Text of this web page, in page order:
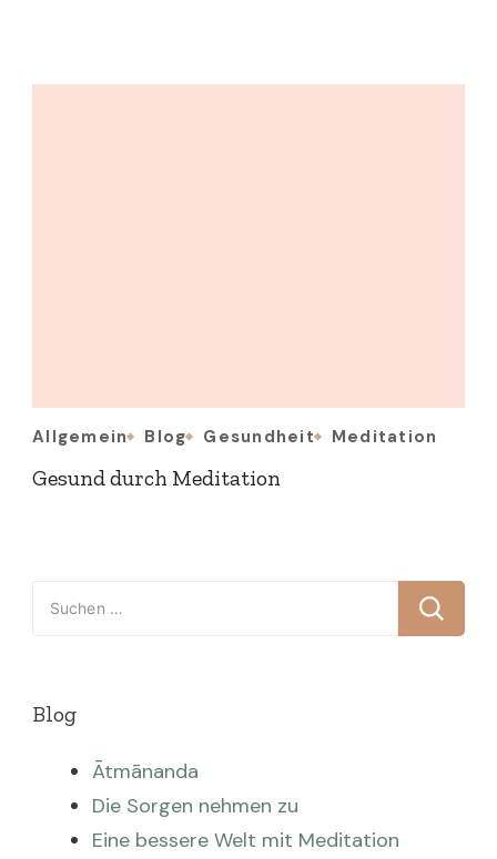
Allgemein Blog Gesundheit Meditation
Gesund durch Meditation
Suchen
nach:
Blog
Ātmānanda
Die Sorgen nehmen zu
Eine bessere Welt mit Meditation